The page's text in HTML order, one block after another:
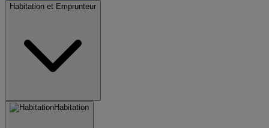
Habitation et Emprunteur
Habitation